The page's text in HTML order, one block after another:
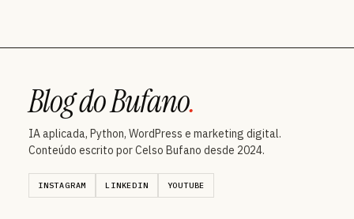
Blog do Bufano.
IA aplicada, Python, WordPress e marketing digital.
Conteúdo escrito por Celso Bufano desde 2024.
INSTAGRAM LINKEDIN YOUTUBE